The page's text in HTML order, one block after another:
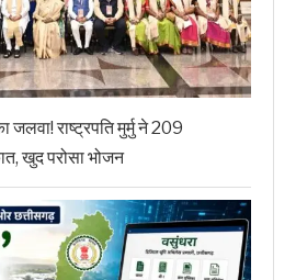
जलवा! राष्ट्रपति मुर्मु ने 209
खुद परोसा भोजन